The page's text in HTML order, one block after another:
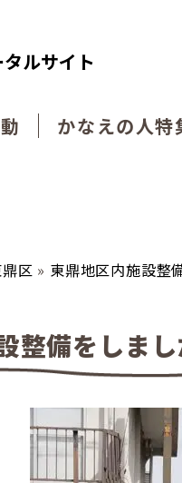
ルサイト
かなえの人特
区 » 東鼎地区内施設整
整備をしま